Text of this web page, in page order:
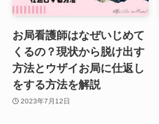
お局看護師はなぜいじめて
くるの？現状から脱け出す
方法とウザイお局に仕返し
をする方法を解説
2023年7月12日